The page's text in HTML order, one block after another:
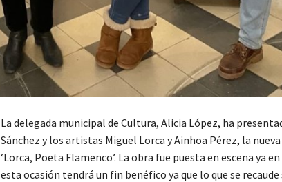
La delegada municipal de Cultura, Alicia López, ha
Sánchez y los artistas Miguel Lorca y Ainhoa Pérez, la
‘Lorca, Poeta Flamenco’. La obra fue puesta en escena ya
esta ocasión tendrá un fin benéfico ya que lo que se